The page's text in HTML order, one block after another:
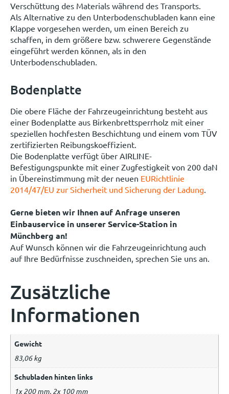
Verschüttung des Materials während des Transports.
Als Alternative zu den Unterbodenschubladen kann eine
Klappe vorgesehen werden, um einen Bereich zu
schaffen, in dem größere bzw. schwerere Gegenstände
eingeführt werden können, als in den
Unterbodenschubladen.
Bodenplatte
Die obere Fläche der Fahrzeugeinrichtung besteht aus
einer Bodenplatte aus Birkenbrettsperrholz mit einer
speziellen hochfesten Beschichtung und einem vom TÜV
zertifizierten Reibungskoeffizient.
Die Bodenplatte verfügt über AIRLINE-
Befestigungspunkte mit einer Zugfestigkeit von 200 daN
in Übereinstimmung mit der neuen EURichtlinie
2014/47/EU zur Sicherheit und Sicherung der Ladung.
Gerne bieten wir Ihnen auf Anfrage unseren
Einbauservice in unserer Service-Station in
Münchberg an!
Auf Wunsch können wir die Fahrzeugeinrichtung auch
auf Ihre Bedürfnisse zuschneiden, sprechen Sie uns an.
Zusätzliche
Informationen
Gewicht
83,06 kg
Schubladen hinten links
1x 200 mm, 2x 100 mm